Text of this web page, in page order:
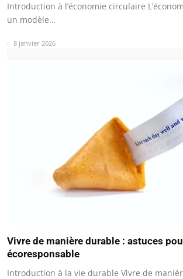
Introduction à l’économie circulaire
un modèle…
8 janvier 2026
Vivre de manière durable : astuces
écoresponsable
Introduction à la vie durable Vivre de